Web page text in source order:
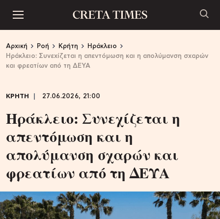
Αρχική Ροή Κρήτη
Ηράκλειο
Ηράκλειο: Συνεχίζεται η απεντόμωση και η απολύμανση σχαρών
και φρεατίων από τη ΔΕΥΑ
ΚΡΗΤΗ 27.06.2026, 21:00
Ηράκλειο: Συνεχίζεται η
απεντόμωση και η
απολύμανση σχαρών και
φρεατίων από τη ΔΕΥΑ